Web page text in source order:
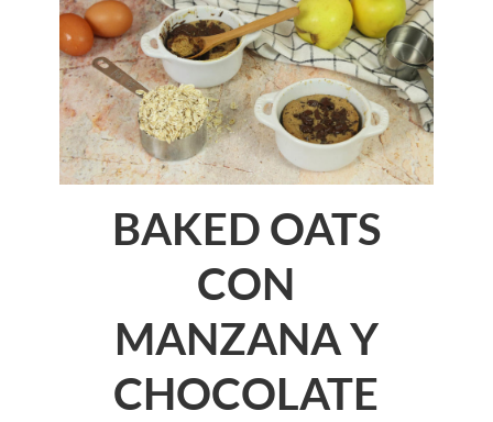
BAKED OATS
CON
MANZANA Y
CHOCOLATE